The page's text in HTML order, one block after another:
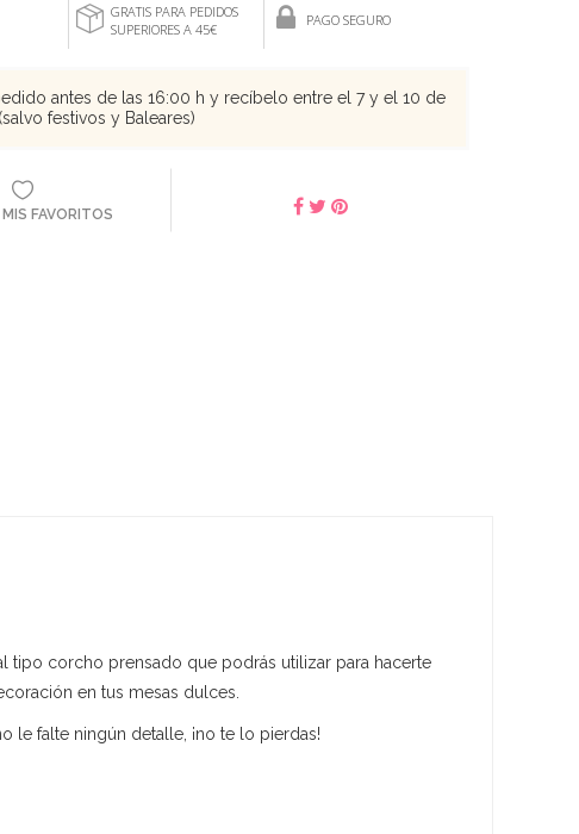
GRATIS PARA PEDIDOS
SUPERIORES A 45€
PAGO SEGURO
antes de las 16:00 h y recíbelo entre el 7 y el 10 de
festivos y Baleares)
FAVORITOS
corcho prensado que podrás utilizar para hacerte
en tus mesas dulces.
le falte ningún detalle, ¡no te lo pierdas!